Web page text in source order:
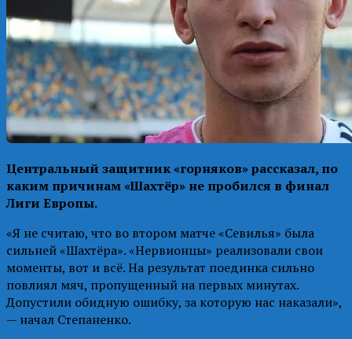
Центральный защитник «горняков» рассказал, по
каким причинам «Шахтёр» не пробился в финал
Лиги Европы.
«Я не считаю, что во втором матче «Севилья» была
сильней «Шахтёра». «Нервионцы» реализовали свои
моменты, вот и всё. На результат поединка сильно
повлиял мяч, пропущенный на первых минутах.
Допустили обидную ошибку, за которую нас наказали»,
— начал Степаненко.